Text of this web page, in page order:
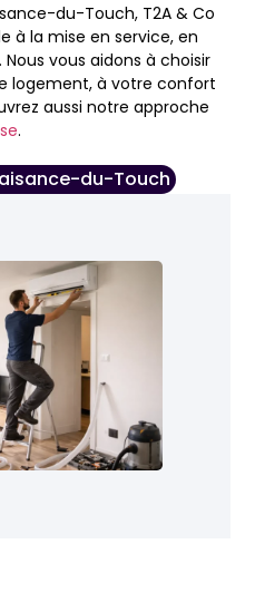
du-Touch, T2A & Co
à la mise en service, en
vous aidons à choisir
logement, à votre confort
aussi notre approche
.
du-Touch